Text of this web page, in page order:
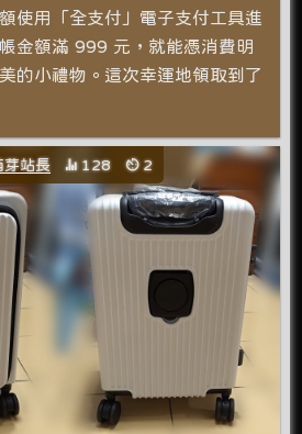
使用「全支付」電子支付工具進
金額滿 999 元，就能憑消費明
的小禮物。這次幸運地領取到了
芽站長 128 2